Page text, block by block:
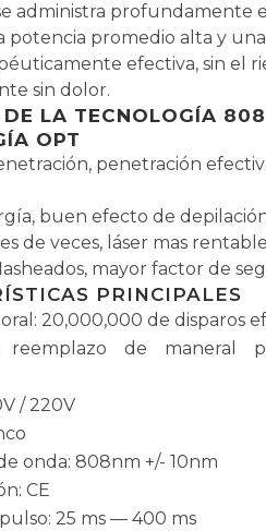
administra profundamente
potencia promedio alta y
efectiva, sin el
sin dolor.
DE LA TECNOLOGÍA
OPT
penetración
buen efecto de
de veces, láser mas rentable
mayor factor de
PRINCIPALES
20,000,000 de disparos
reemplazo de maneral
/ 220V
onda: 808nm +/- 10nm
CE
25 ms — 400 ms